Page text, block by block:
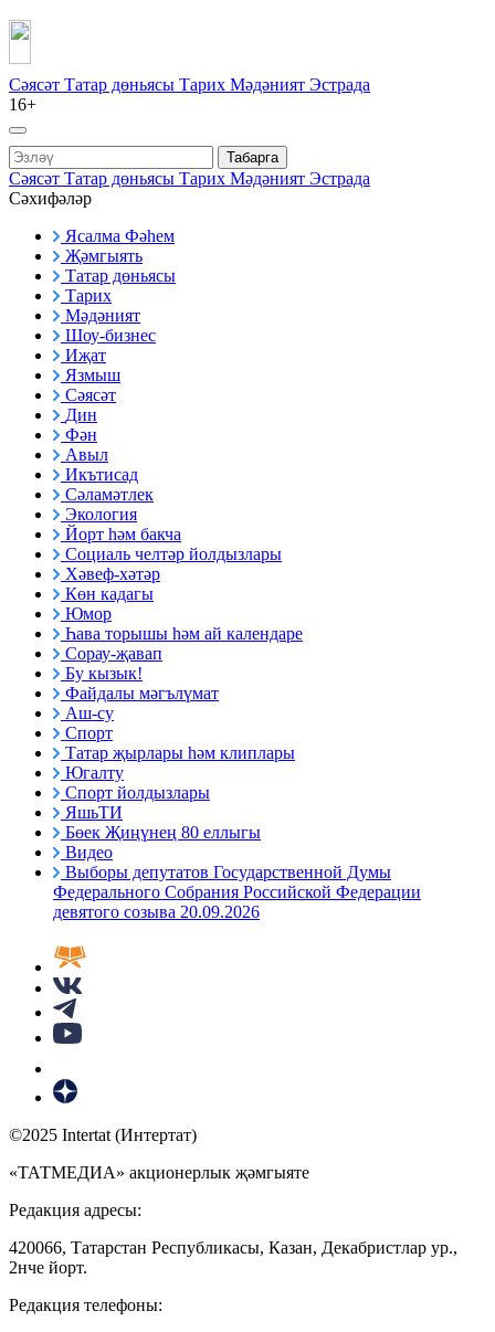
Сәясәт Татар дөньясы Тарих Мәдәният Эстрада
16+
Табарга
Сәясәт Татар дөньясы Тарих Мәдәният Эстрада
Сәхифәләр
Ясалма Фәһем
Җәмгыять
Татар дөньясы
Тарих
Мәдәният
Шоу-бизнес
Иҗат
Язмыш
Сәясәт
Дин
Фән
Авыл
Икътисад
Сәламәтлек
Экология
Йорт һәм бакча
Социаль челтәр йолдызлары
Хәвеф-хәтәр
Көн кадагы
Юмор
Һава торышы һәм ай календаре
Сорау-җавап
Бу кызык!
Файдалы мәгълүмат
Аш-су
Спорт
Татар җырлары һәм клиплары
Югалту
Спорт йолдызлары
ЯшьТИ
Бөек Җиңүнең 80 еллыгы
Видео
Выборы депутатов Государственной Думы
Федерального Собрания Российской Федерации
девятого созыва 20.09.2026
©2025 Intertat (Интертат)
«ТАТМЕДИА» акционерлык җәмгыяте
Редакция адресы:
420066, Татарстан Республикасы, Казан, Декабристлар ур.,
2нче йорт.
Редакция телефоны: